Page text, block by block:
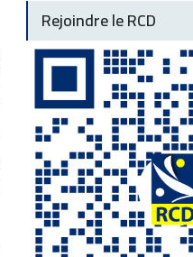
Rejoindre le RCD